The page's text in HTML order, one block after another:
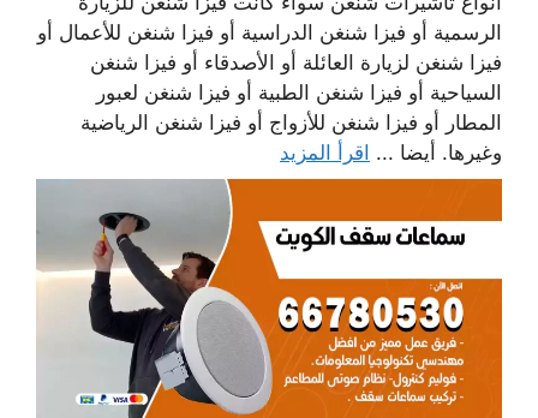
الرسمية أو فيزا شنغن الدراسية أو فيزا شنغن للأعمال أو
فيزا شنغن لزيارة العائلة أو الأصدقاء أو فيزا شنغن
السياحية أو فيزا شنغن الطبية أو فيزا شنغن لعبور
المطار أو فيزا شنغن للأزواج أو فيزا شنغن الرياضية
وغيرها. أيضا ... اقرأ المزيد